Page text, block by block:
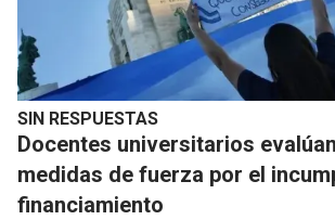
SIN RESPUESTAS
Docentes universitarios
medidas de fuerza por el
financiamiento